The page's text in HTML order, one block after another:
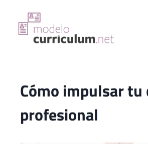
contenido
Cómo impulsar tu
profesional